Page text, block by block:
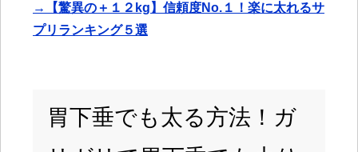
→【驚異の＋１２kg】信頼度No.１！楽に太れるサ
プリランキング５選
胃下垂でも太る方法！ガ